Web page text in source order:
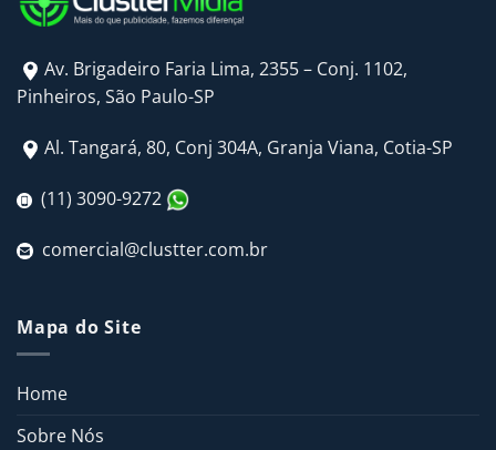
Av. Brigadeiro Faria Lima, 2355 – Conj. 1102,
Pinheiros, São Paulo-SP
Al. Tangará, 80, Conj 304A, Granja Viana, Cotia-SP
(11) 3090-9272
comercial@clustter.com.br
Mapa do Site
Home
Sobre Nós